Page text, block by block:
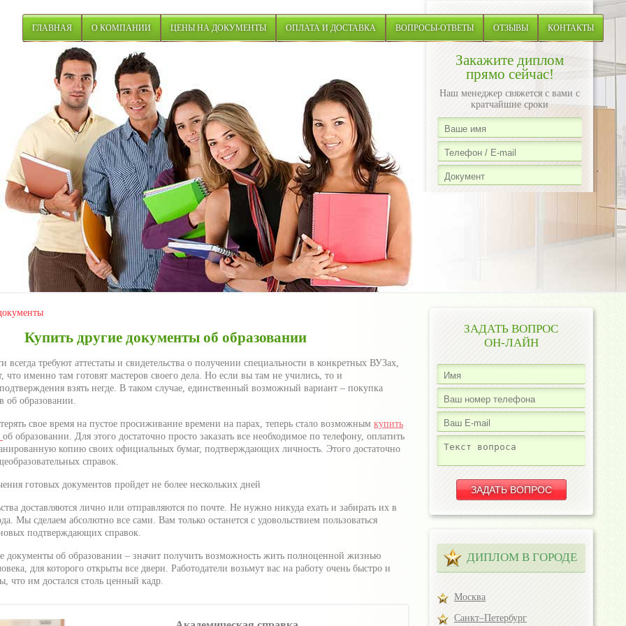
ГЛАВНАЯ О КОМПАНИИ ЦЕНЫ НА ДОКУМЕНТЫ ОПЛАТА И ДОСТАВКА ВОПРОСЫ-ОТВЕТЫ ОТЗЫВЫ КОНТАКТЫ
Закажите диплом
прямо сейчас!
Наш менеджер свяжется с вами с
кратчайшие сроки
Купить другие документы об образовании
всегда требуют аттестаты и свидетельства о получении специальности в конкретных ВУЗах,
что именно там готовят мастеров своего дела. Но если вы там не учились, то и
взять негде. В таком случае, единственный возможный вариант – покупка
об образовании.
свое время на пустое просиживание времени на парах, теперь стало возможным купить
об образовании. Для этого достаточно просто заказать все необходимое по телефону, оплатить
копию своих официальных бумаг, подтверждающих личность. Этого достаточно
справок.
готовых документов пройдет не более нескольких дней
доставляются лично или отправляются по почте. Не нужно никуда ехать и забирать их в
Мы сделаем абсолютно все сами. Вам только останется с удовольствием пользоваться
подтверждающих справок.
документы об образовании – значит получить возможность жить полноценной жизнью
для которого открыты все двери. Работодатели возьмут вас на работу очень быстро и
что им достался столь ценный кадр.
ЗАДАТЬ ВОПРОС
ОН-ЛАЙН
ДИПЛОМ В ГОРОДЕ
Москва
Санкт–Петербург